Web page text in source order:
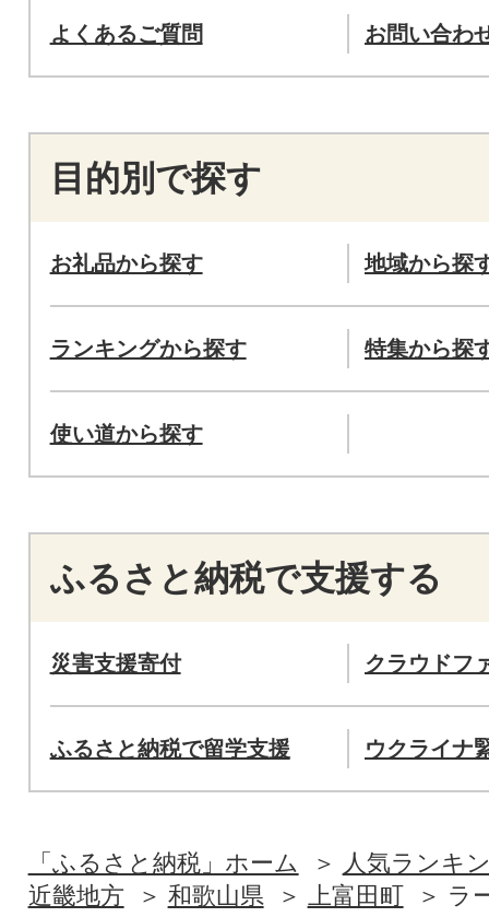
よくあるご質問 お問い合わ
目的別で探す
お礼品から探す 地域から探
ランキングから探す 特集から探
使い道から探す
ふるさと納税で支援する
災害支援寄付 クラウドフ
ふるさと納税で留学支援 ウクライナ
「ふるさと納税」ホーム
人気ランキ
近畿地方
和歌山県 上富田町 ラ